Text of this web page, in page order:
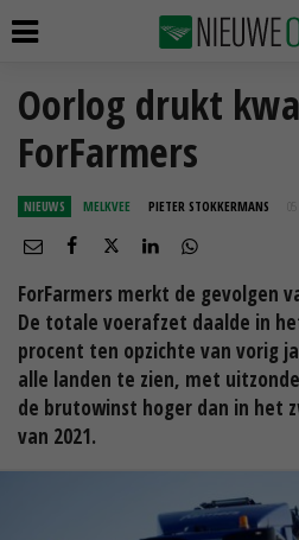
Oorlog drukt
ForFarmers
NIEUWS MELKVEE PIETER STOKKERMANS
ForFarmers merkt de gevolgen
De totale voerafzet daalde in
procent ten opzichte van vorig
alle landen te zien, met
de brutowinst hoger dan in het
van 2021.